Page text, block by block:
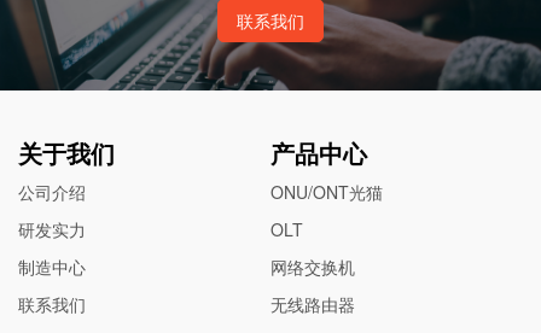
联系我们
关于我们
公司介绍
研发实力
制造中心
联系我们
产品中心
ONU/ONT光猫
OLT
网络交换机
无线路由器